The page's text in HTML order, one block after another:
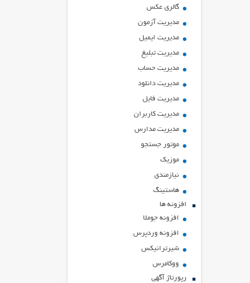
گالری عکس
مدیریت آزمون
مدیریت ایمیل
مدیریت تبلیغ
مدیریت حساب
مدیریت دانلود
مدیریت فایل
مدیریت کاربران
مدیریت مدارس
موتور جستجو
موزیک
نیازمندی
هاستينگ
افزونه ها
افزونه جوملا
افزونه وردپرس
شیرترانیکس
ووکامرس
رپورتاژ آگهی